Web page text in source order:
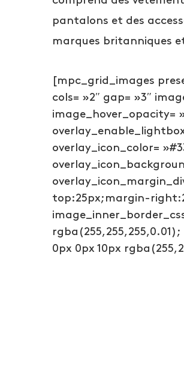
pantalons et des
marques britanniques
[mpc_grid_images
cols= »2″ gap= »3″
image_hover_opacity=
overlay_icon_color=
top:25px;margin-
0px 0px 10px